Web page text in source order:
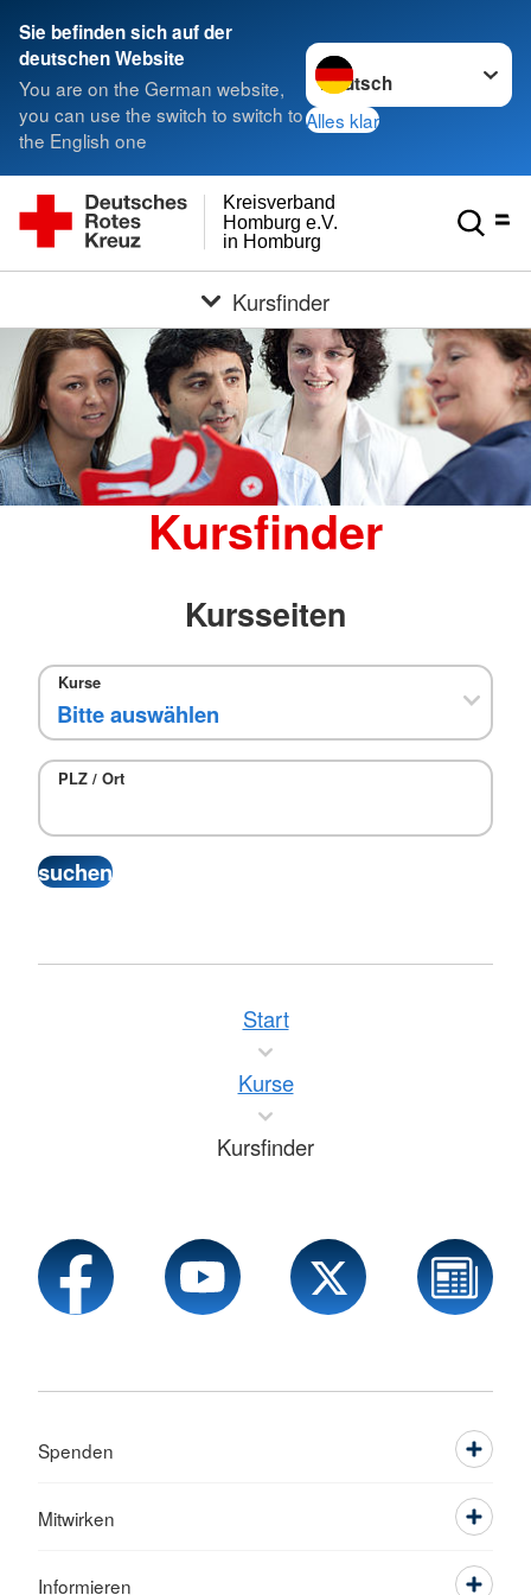
Sie befinden sich auf der
deutschen Website
You are on the German website,
you can use the switch to switch to
the English one
Sprache wechseln zu
Alles klar
in Homburg
Homburg e.V.
Kreisverband
Kursfinder
Kursfinder
Kursseiten
Kurse
PLZ / Ort
Start
Kurse
Kursfinder
Spenden
Mitwirken
Informieren